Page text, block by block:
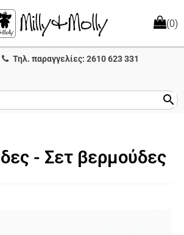
(0)
Τηλ. παραγγελίες: 2610 623 331
search
- Σετ βερμούδες